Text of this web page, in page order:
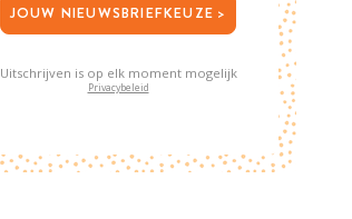
JOUW NIEUWSBRIEFKEUZE >
Uitschrijven is op elk moment mogelijk
Privacybeleid